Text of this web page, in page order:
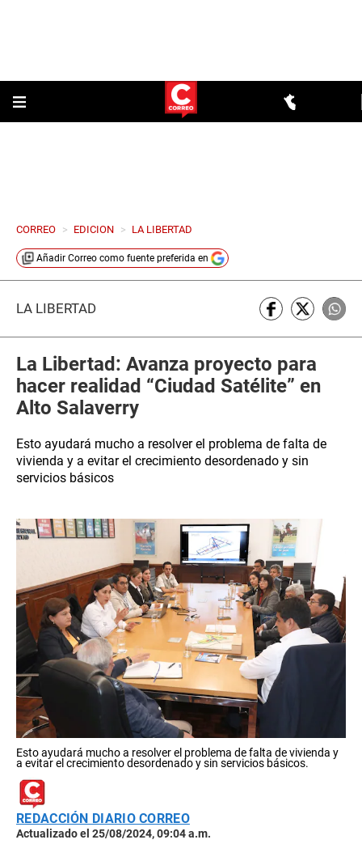
CORREO > EDICION > LA LIBERTAD
Añadir Correo como fuente preferida en
LA LIBERTAD
La Libertad: Avanza proyecto para
hacer realidad “Ciudad Satélite” en
Alto Salaverry
Esto ayudará mucho a resolver el problema de falta de
vivienda y a evitar el crecimiento desordenado y sin
servicios básicos
Esto ayudará mucho a resolver el problema de falta de vivienda y
a evitar el crecimiento desordenado y sin servicios básicos.
REDACCIÓN DIARIO CORREO
Actualizado el 25/08/2024, 09:04 a.m.